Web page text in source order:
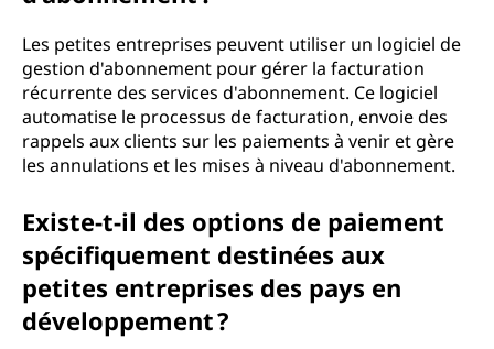
Les petites entreprises peuvent utiliser un logiciel de
gestion d'abonnement pour gérer la facturation
récurrente des services d'abonnement. Ce logiciel
automatise le processus de facturation, envoie des
rappels aux clients sur les paiements à venir et gère
les annulations et les mises à niveau d'abonnement.
Existe-t-il des options de paiement
spécifiquement destinées aux
petites entreprises des pays en
développement ?